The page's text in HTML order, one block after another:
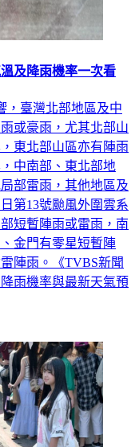
及降雨機率一次看
，臺灣北部地區及中
或豪雨，尤其北部山
東北部山區亦有陣雨
中南部、東北部地
部雷雨，其他地區及
第13號颱風外圍雲系
短暫陣雨或雷雨，南
金門有零星短暫陣
陣雨。《TVBS新聞
雨機率與最新天氣預